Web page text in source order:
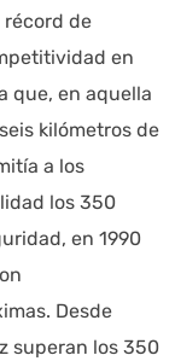
de
en
que, en aquella
kilómetros de
a los
los 350
en 1990
Desde
superan los 350